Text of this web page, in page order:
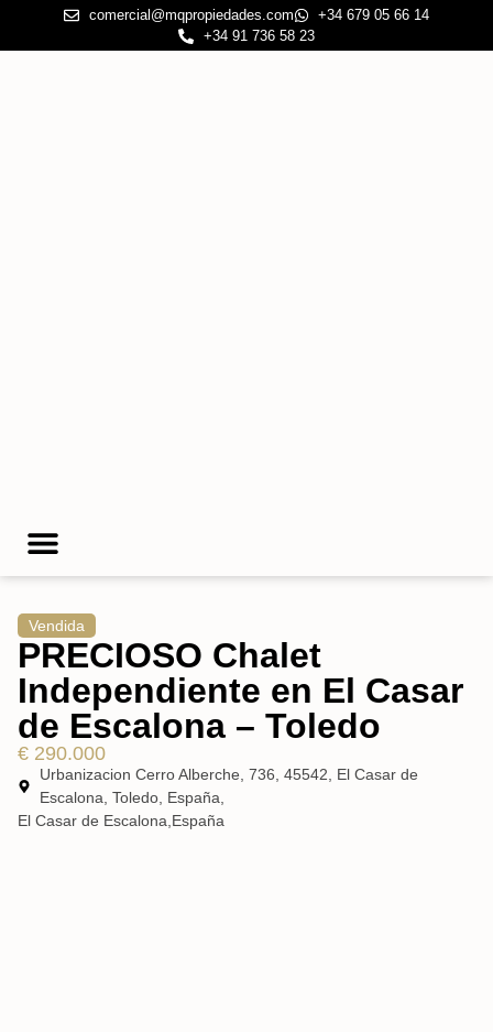
comercial@mqpropiedades.com
+34 679 05 66 14
+34 91 736 58 23
Vendida
PRECIOSO Chalet
Independiente en El Casar
de Escalona – Toledo
€ 290.000
Urbanizacion Cerro Alberche, 736, 45542, El Casar de
Escalona, Toledo, España,
El Casar de Escalona, España